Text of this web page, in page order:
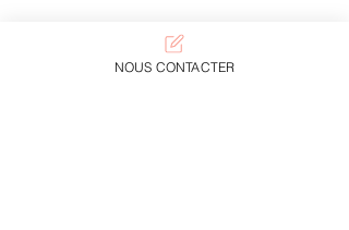
NOUS CONTACTER